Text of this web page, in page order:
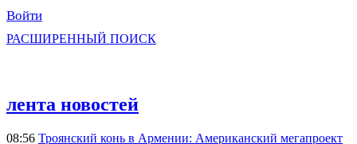
Войти
РАСШИРЕННЫЙ ПОИСК
лента новостей
08:56 Троянский конь в Армении: Американский мегапроект